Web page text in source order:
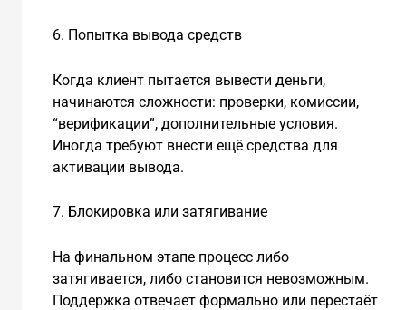
6. Попытка вывода средств
Когда клиент пытается вывести деньги,
начинаются сложности: проверки, комиссии,
“верификации”, дополнительные условия.
Иногда требуют внести ещё средства для
активации вывода.
7. Блокировка или затягивание
На финальном этапе процесс либо
затягивается, либо становится невозможным.
Поддержка отвечает формально или перестаёт